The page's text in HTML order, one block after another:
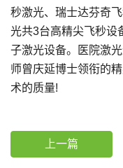
秒激光、瑞士达芬奇
光共3台高精尖飞秒设
子激光设备。医院激
师曾庆延博士领衔的
术的质量!
上一篇